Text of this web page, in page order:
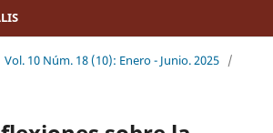
Vol. 10 Núm. 18 (10): Enero - Junio. 2025 /